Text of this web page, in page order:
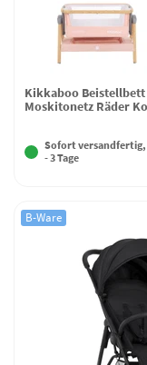
Kikkaboo
Moskitonetz Räder
Sofort versandfertig,
- 3 Tage
B-Ware